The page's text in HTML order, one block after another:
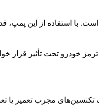
با استفاده از این پمپ،
خودرو تحت تأثیر قرار
مجرب تعمیر یا